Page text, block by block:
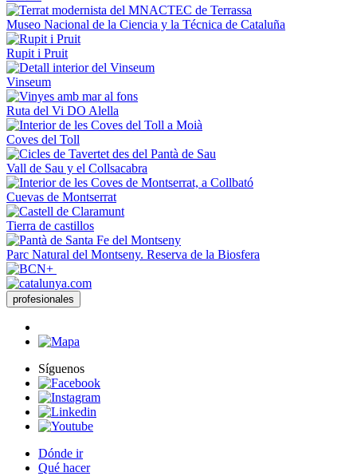
Museo Nacional de la Ciencia y la Técnica de Cataluña
Rupit i Pruit
Vinseum
Ruta del Vi DO Alella
Coves del Toll
Vall de Sau y el Collsacabra
Cuevas de Montserrat
Tierra de castillos
Parc Natural del Montseny. Reserva de la Biosfera
profesionales
Síguenos
Dónde ir
Qué hacer